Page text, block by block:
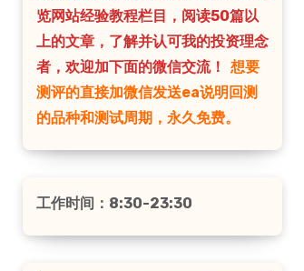
览网站经验教程栏目，阅读50篇以
上的文章，了解并认可我的投资理念
者，欢迎加下面的微信交流！
想要
测评的直接加微信发送ea说明回测
的品种和测试周期，永久免费。
工作时间：8:30-23:30